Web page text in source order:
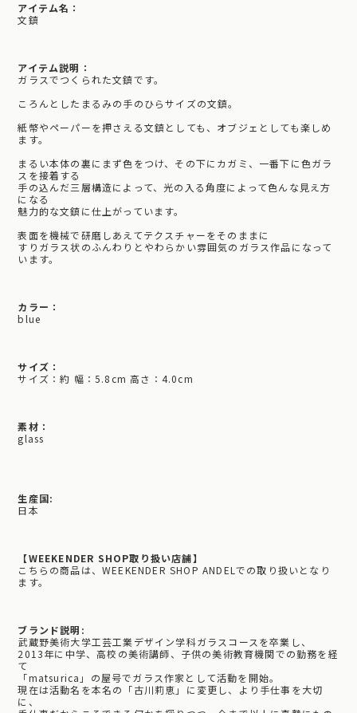
アイテム名：
文鎮
アイテム説明：
ガラスでつくられた文鎮です。
ころんとしたまるみの手のひらサイズの文鎮。
紙幣やペーパーを押さえる文鎮としても、オブジェとしても楽しめ
ます。
まるい本体の裏にまず色をつけ、その下にカガミ、一番下に色ガラ
スを接着する
手の込んだ三層構造によって、光の入る角度によって色んな見え方
になる
魅力的な文鎮に仕上がっています。
表面を機械で研磨しあえてテクスチャーをそのままに
すりガラス状のふんわりとやわらかい雰囲気のガラス作品になって
います。
カラー：
blue
サイズ：
サイズ：約 幅：5.8cm 高さ：4.0cm
素材：
glass
生産国:
日本
【WEEKENDER SHOP取り扱い店舗】
こちらの商品は、WEEKENDER SHOP ANDELでの取り扱いとなり
ます。
ブランド説明:
武蔵野美術大学工芸工業デザイン学科ガラスコースを卒業し、
2013年に中学、高校の美術講師、子供の美術教育機関での勤務を経
て
「matsurica」の屋号でガラス作家として活動を開始。
現在は活動名を本名の「古川莉恵」に変更し、より手仕事を大切
に、